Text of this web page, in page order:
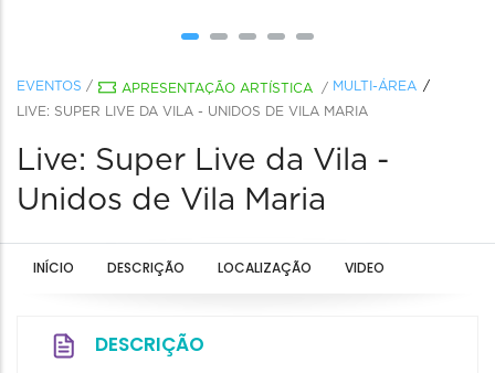
EVENTOS / APRESENTAÇÃO ARTÍSTICA / MULTI-ÁREA
LIVE: SUPER LIVE DA VILA - UNIDOS DE VILA MARIA
Live: Super Live da Vila -
Unidos de Vila Maria
INÍCIO DESCRIÇÃO LOCALIZAÇÃO VIDEO
DESCRIÇÃO